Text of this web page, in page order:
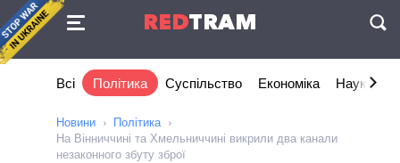
REDTRAM
Угода
Всі Політика Суспільство Економіка Наука та
Новини
Політика
На Вінниччині та Хмельниччині викрили два канали
незаконного збуту зброї